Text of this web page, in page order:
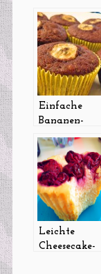
Einfache
Bananen-
Walnuss-
Leichte
Cheesecake-